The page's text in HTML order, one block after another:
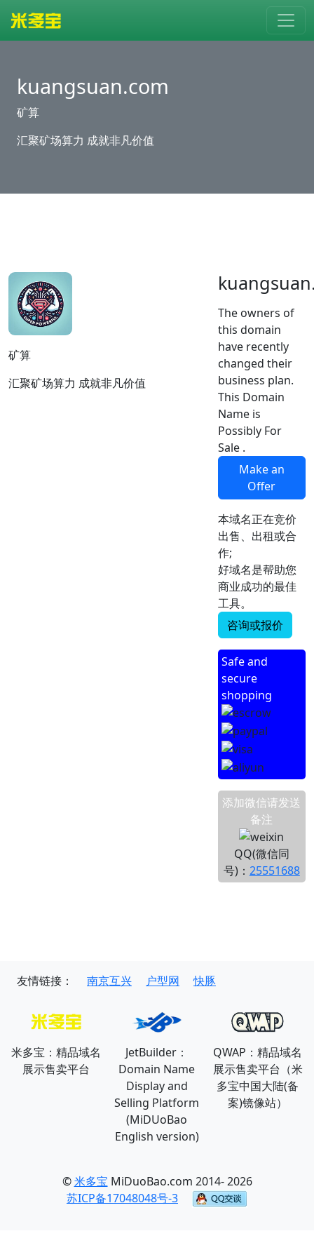
kuangsuan.com
矿算
汇聚矿场算力 成就非凡价值
矿算
汇聚矿场算力 成就非凡价值
The owners of
this domain
have recently
changed their
business plan.
This Domain
Name is
Possibly For
Sale .
Make an
Offer
本域名正在竞价
出售、出租或合
作;
好域名是帮助您
商业成功的最佳
工具。
咨询或报价
Safe and
secure
shopping
添加微信请发送
备注
QQ(微信同
号)： 25551688
友情链接： 南京互兴 户型网 快豚
米多宝：精品域名
展示售卖平台
JetBuilder：
Domain Name
Display and
Selling Platform
(MiDUoBao
English version)
QWAP：精品域名
展示售卖平台（米
多宝中国大陆(备
案)镜像站）
©米多宝 MiDuoBao.com 2014- 2026
苏ICP备17048048号-3